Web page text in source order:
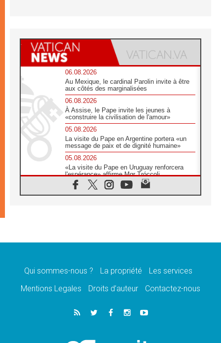
06.08.2026
Au Mexique, le cardinal Parolin invite à être
aux côtés des marginalisées
06.08.2026
À Assise, le Pape invite les jeunes à
«construire la civilisation de l'amour»
05.08.2026
La visite du Pape en Argentine portera «un
message de paix et de dignité humaine»
05.08.2026
«La visite du Pape en Uruguay renforcera
l'espérance» affirme Mgr Tróccoli
05.08.2026
Le nonce en Ukraine: «Il est inquiétant
05.08.2026
Addis-Abeba
Le Pape exprime ses condoléances suite au
05.08.2026
Le Pape attendu en novembre en Uruguay,
Qui sommes-nous ? La propriété
Les services
Mentions Legales
Droits d’auteur Contactez-nous